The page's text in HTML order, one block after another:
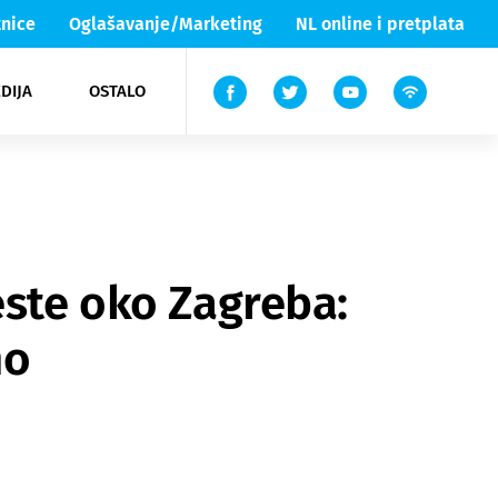
Oglašavanje/Marketing NL online i pretplata
OSTALO
Lika & Senj
TV
oko Zagreba: